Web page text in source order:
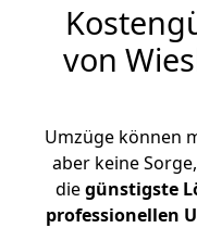
von
Umzüge können
aber keine
diegünstigste
professionellen